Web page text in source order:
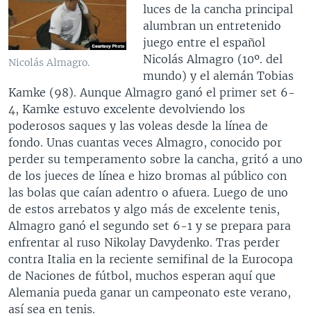
Nicolás Almagro.
luces de la cancha principal
alumbran un entretenido
juego entre el español
Nicolás Almagro (10º. del
mundo) y el alemán Tobias
Kamke (98). Aunque Almagro ganó el primer set 6-
4, Kamke estuvo excelente devolviendo los
poderosos saques y las voleas desde la línea de
fondo. Unas cuantas veces Almagro, conocido por
perder su temperamento sobre la cancha, gritó a uno
de los jueces de línea e hizo bromas al público con
las bolas que caían adentro o afuera. Luego de uno
de estos arrebatos y algo más de excelente tenis,
Almagro ganó el segundo set 6-1 y se prepara para
enfrentar al ruso Nikolay Davydenko. Tras perder
contra Italia en la reciente semifinal de la Eurocopa
de Naciones de fútbol, muchos esperan aquí que
Alemania pueda ganar un campeonato este verano,
así sea en tenis.